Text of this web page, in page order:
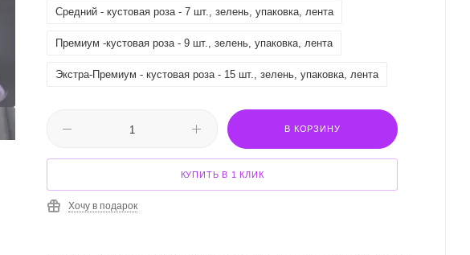
Средний - кустовая роза - 7 шт., зелень, упаковка, лента
Премиум -кустовая роза - 9 шт., зелень, упаковка, лента
Экстра-Премиум - кустовая роза - 15 шт., зелень, упаковка, лента
В КОРЗИНУ
КУПИТЬ В 1 КЛИК
Хочу в подарок